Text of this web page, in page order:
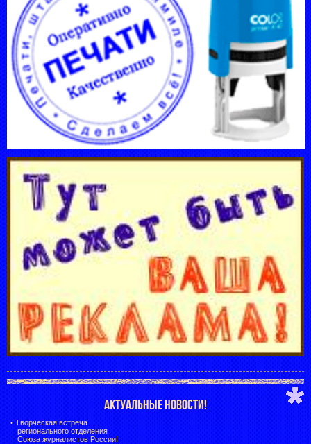
АКТУАЛЬНЫЕ НОВОСТИ!
• Творческая встреча
регионального отделения
Союза журналистов России!